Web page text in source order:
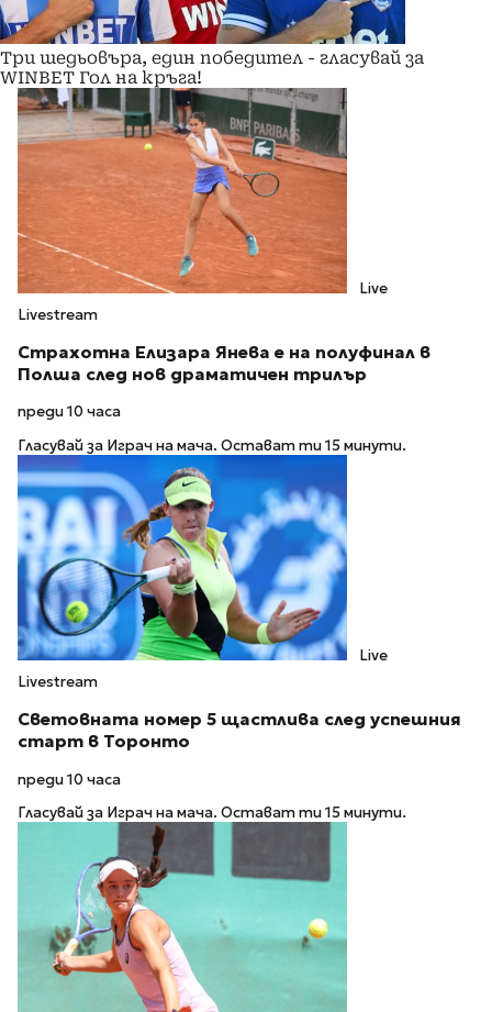
Три шедьовъра, един победител - гласувай за
WINBET Гол на кръга!
Live
Livestream
Страхотна Елизара Янева е на полуфинал в
Полша след нов драматичен трилър
преди 10 часа
Гласувай за Играч на мача. Остават ти 15 минути.
Live
Livestream
Световната номер 5 щастлива след успешния
старт в Торонто
преди 10 часа
Гласувай за Играч на мача. Остават ти 15 минути.